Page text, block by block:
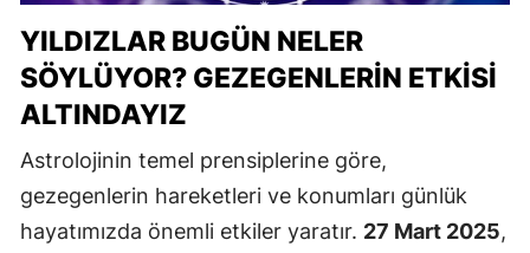
YILDIZLAR BUGÜN NELER
SÖYLÜYOR? GEZEGENLERIN ETKISI
ALTINDAYIZ
Astrolojinin temel prensiplerine göre,
gezegenlerin hareketleri ve konumları günlük
hayatımızda önemli etkiler yaratır. 27 Mart 2025,